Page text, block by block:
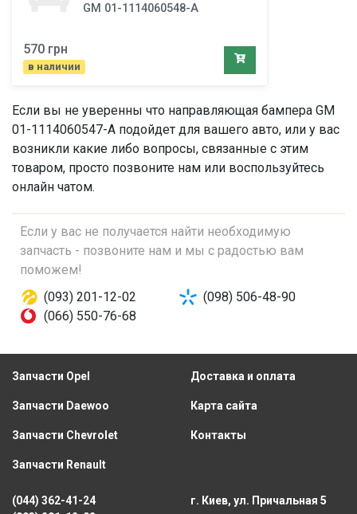
GM 01-1114060548-A
570 грн
в наличии
Если вы не уверенны что направляющая бампера GM
01-1114060547-A подойдет для вашего авто, или у вас
возникли какие либо вопросы, связанные с этим
товаром, просто позвоните нам или воспользуйтесь
онлайн чатом.
Если у вас не получается найти необходимую
запчасть - позвоните нам и мы с радостью вам
поможем!
(093) 201-12-02
(098) 506-48-90
(066) 550-76-68
Запчасти Opel
Запчасти Daewoo
Запчасти Chevrolet
Запчасти Renault
Доставка и оплата
Карта сайта
Контакты
(044) 362-41-24
г. Киев, ул. Причальная 5